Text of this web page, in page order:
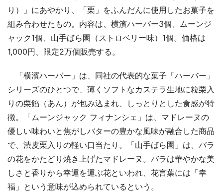
り）」にあやかり、「栗」をふんだんに使用したお菓子を
組み合わせたもの。内容は、横濱ハーバー3個、ムーンジ
ャック1個、山手ばら園（ストロベリー味）1個。価格は
1,000円、限定2万個販売する。
「横濱ハーバー」は、同社の代表的な菓子「ハーバー」
シリーズのひとつで、薄くソフトなカステラ生地に粒栗入
りの栗餡（あん）が包み込まれ、しっとりとした食感が特
徴。「ムーンジャック フィナンシェ」は、マドレーヌの
優しい味わいと焦がしバターの豊かな風味が融合した商品
で、渋皮栗入りの軽い口当たり。「山手ばら園」は、バラ
の花をかたどり焼き上げたマドレーヌ。バラは華やかな美
しさと香りから幸運を運ぶ花といわれ、花言葉には「幸
福」という意味が込められているという。